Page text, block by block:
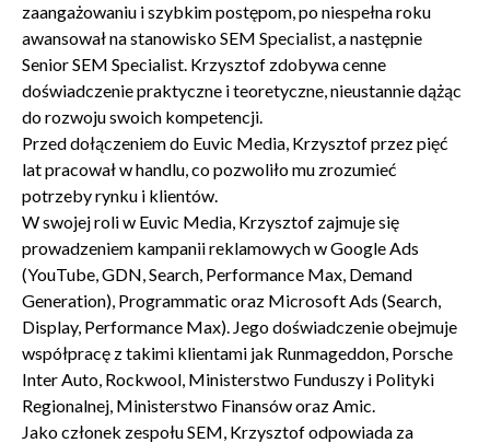
zaangażowaniu i szybkim postępom, po niespełna roku
awansował na stanowisko SEM Specialist, a następnie
Senior SEM Specialist. Krzysztof zdobywa cenne
doświadczenie praktyczne i teoretyczne, nieustannie dążąc
do rozwoju swoich kompetencji.
Przed dołączeniem do Euvic Media, Krzysztof przez pięć
lat pracował w handlu, co pozwoliło mu zrozumieć
potrzeby rynku i klientów.
W swojej roli w Euvic Media, Krzysztof zajmuje się
prowadzeniem kampanii reklamowych w Google Ads
(YouTube, GDN, Search, Performance Max, Demand
Generation), Programmatic oraz Microsoft Ads (Search,
Display, Performance Max). Jego doświadczenie obejmuje
współpracę z takimi klientami jak Runmageddon, Porsche
Inter Auto, Rockwool, Ministerstwo Funduszy i Polityki
Regionalnej, Ministerstwo Finansów oraz Amic.
Jako członek zespołu SEM, Krzysztof odpowiada za